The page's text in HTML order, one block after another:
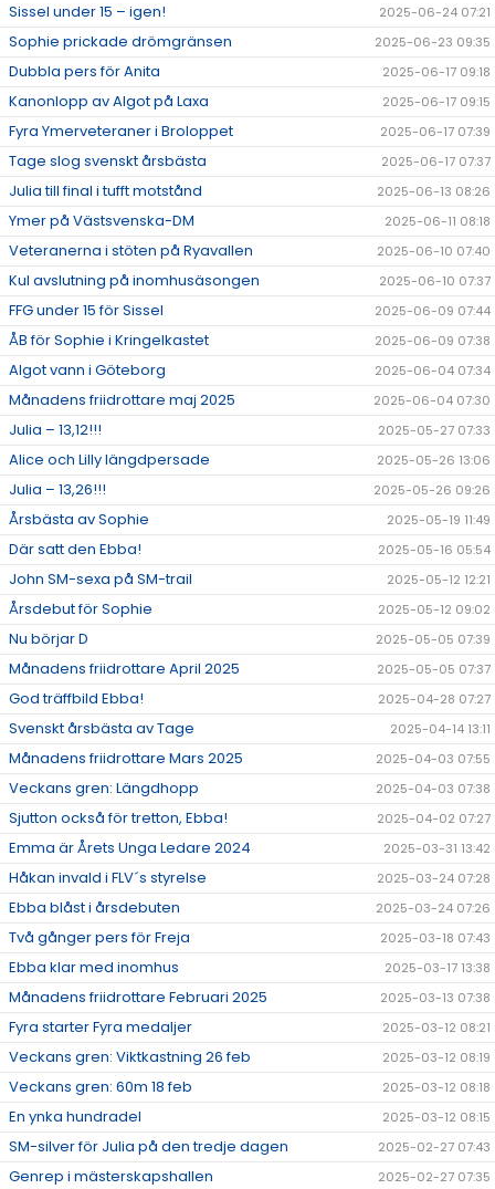
Sissel under 15 – igen! 2025-06-24 07:21
Sophie prickade drömgränsen 2025-06-23 09:35
Dubbla pers för Anita 2025-06-17 09:18
Kanonlopp av Algot på Laxa 2025-06-17 09:15
Fyra Ymerveteraner i Broloppet 2025-06-17 07:39
Tage slog svenskt årsbästa 2025-06-17 07:37
Julia till final i tufft motstånd 2025-06-13 08:26
Ymer på Västsvenska-DM 2025-06-11 08:18
Veteranerna i stöten på Ryavallen 2025-06-10 07:40
Kul avslutning på inomhusäsongen 2025-06-10 07:37
FFG under 15 för Sissel 2025-06-09 07:44
ÅB för Sophie i Kringelkastet 2025-06-09 07:38
Algot vann i Göteborg 2025-06-04 07:34
Månadens friidrottare maj 2025 2025-06-04 07:30
Julia – 13,12!!! 2025-05-27 07:33
Alice och Lilly längdpersade 2025-05-26 13:06
Julia – 13,26!!! 2025-05-26 09:26
Årsbästa av Sophie 2025-05-19 11:49
Där satt den Ebba! 2025-05-16 05:54
John SM-sexa på SM-trail 2025-05-12 12:21
Årsdebut för Sophie 2025-05-12 09:02
Nu börjar D 2025-05-05 07:39
Månadens friidrottare April 2025 2025-05-05 07:37
God träffbild Ebba! 2025-04-28 07:27
Svenskt årsbästa av Tage 2025-04-14 13:11
Månadens friidrottare Mars 2025 2025-04-03 07:55
Veckans gren: Längdhopp 2025-04-03 07:38
Sjutton också för tretton, Ebba! 2025-04-02 07:27
Emma är Årets Unga Ledare 2024 2025-03-31 13:42
Håkan invald i FLV´s styrelse 2025-03-24 07:28
Ebba blåst i årsdebuten 2025-03-24 07:26
Två gånger pers för Freja 2025-03-18 07:43
Ebba klar med inomhus 2025-03-17 13:38
Månadens friidrottare Februari 2025 2025-03-13 07:38
Fyra starter Fyra medaljer 2025-03-12 08:21
Veckans gren: Viktkastning 26 feb 2025-03-12 08:19
Veckans gren: 60m 18 feb 2025-03-12 08:18
En ynka hundradel 2025-03-12 08:15
SM-silver för Julia på den tredje dagen 2025-02-27 07:43
Genrep i mästerskapshallen 2025-02-27 07:35